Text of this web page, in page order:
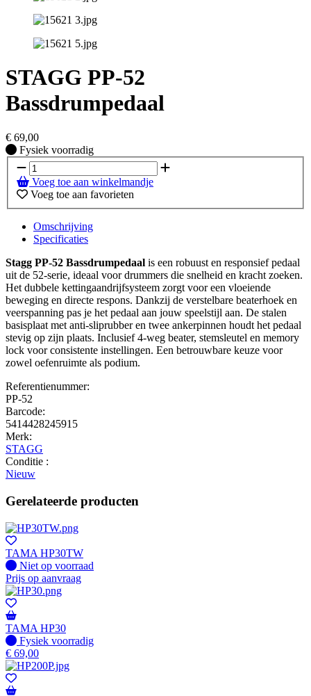
STAGG PP-52
Bassdrumpedaal
€ 69,00
Fysiek voorradig
Fysiek voorradig
Voeg toe aan winkelmandje
Voeg toe aan favorieten
Omschrijving
Specificaties
Stagg PP-52 Bassdrumpedaal is een robuust en responsief pedaal
uit de 52-serie, ideaal voor drummers die snelheid en kracht zoeken.
Het dubbele kettingaandrijfsysteem zorgt voor een vloeiende
beweging en directe respons. Dankzij de verstelbare beaterhoek en
veerspanning pas je het pedaal aan jouw speelstijl aan. De stalen
basisplaat met anti-sliprubber en twee ankerpinnen houdt het pedaal
stevig op zijn plaats. Inclusief 4-weg beater, stemsleutel en memory
lock voor consistente instellingen. Een betrouwbare keuze voor
zowel oefenruimte als podium.
Referentienummer:
PP-52
Barcode:
5414428245915
Merk:
STAGG
Conditie :
Nieuw
Gerelateerde producten
TAMA HP30TW
Fysiek voorradig
Niet op voorraad
Prijs op aanvraag
TAMA HP30
Fysiek voorradig
Fysiek voorradig
€ 69,00